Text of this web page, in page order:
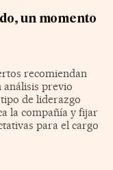
un momento
recomiendan
análisis previo
de liderazgo
la compañía y fijar
para el cargo